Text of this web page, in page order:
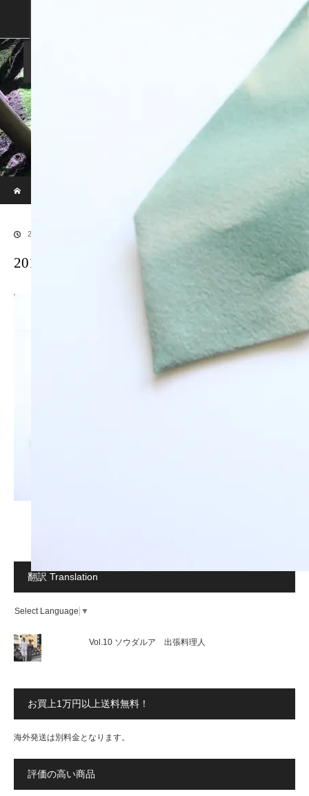
ALBUM
SAMURAI-DEN
現代のサムライたちの時空間へ
20170913LR補正後72
2018.01.8
20170913LR補正後72
翻訳 Translation
Select Language ▼
Vol.10 ソウダルア 出張料理人
お買上1万円以上送料無料！
海外発送は別料金となります。
評価の高い商品